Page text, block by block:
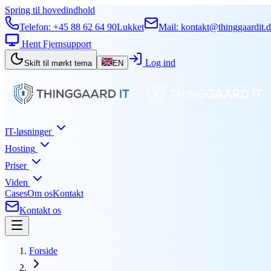
Spring til hovedindhold
Telefon: +45 88 62 64 90Lukket Mail:
Hent Fjernsupport
Skift til mørkt tema EN Log ind
IT-løsninger
Hosting
Priser
Viden
CasesOm osKontakt
Kontakt os
Forside